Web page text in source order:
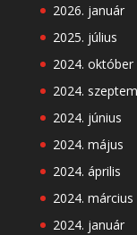
2026. január
2025. július
2024. október
2024.
2024. június
2024. május
2024. április
2024. március
2024. január